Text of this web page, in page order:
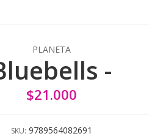
PLANETA
-
$21.000
SKU: 9789564082691